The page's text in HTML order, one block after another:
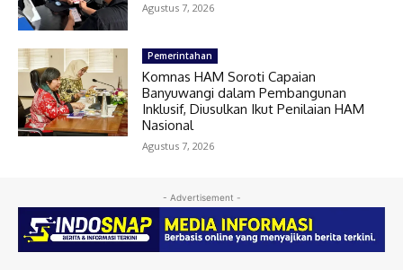
Agustus 7, 2026
Pemerintahan
Komnas HAM Soroti Capaian
Banyuwangi dalam Pembangunan
Inklusif, Diusulkan Ikut Penilaian HAM
Nasional
Agustus 7, 2026
- Advertisement -